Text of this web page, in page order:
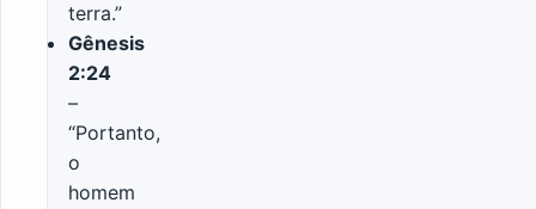
terra.”
Gênesis
2:24
–
“Portanto,
o
homem